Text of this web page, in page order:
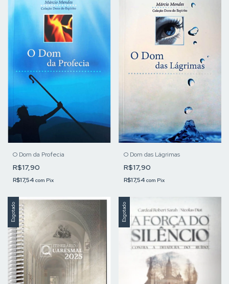
O Dom da Profecia
R$17,90
R$17,54 com Pix
O Dom das Lágrimas
R$17,90
R$17,54 com Pix
Esgotado Esgotado